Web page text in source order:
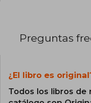
Preguntas
¿El libro es
Todos los libros de